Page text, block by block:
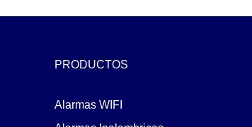
PRODUCTOS
Alarmas WIFI